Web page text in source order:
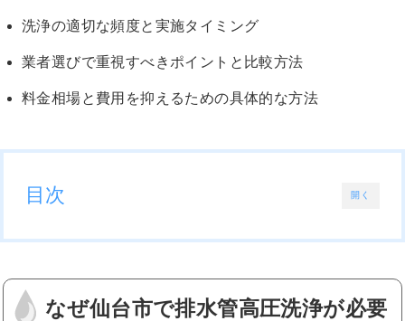
洗浄の適切な頻度と実施タイミング
業者選びで重視すべきポイントと比較方法
料金相場と費用を抑えるための具体的な方法
開く
目次
なぜ仙台市で排水管高圧洗浄が必要